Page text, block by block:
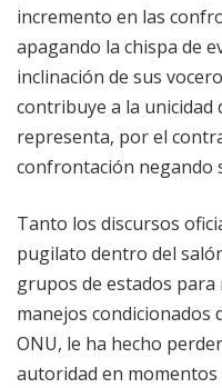
incremento en las
apagando la chispa de
inclinación de sus
contribuye a la unicidad
representa, por el
confrontación negando
Tanto los discursos
pugilato dentro del
grupos de estados
manejos condicionados
ONU, le ha hecho
autoridad en momentos